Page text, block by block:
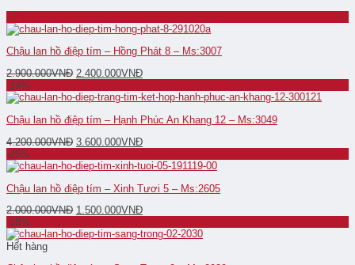
Chậu lan hồ điệp tím – Hồng Phát 8 – Ms:3007
2.900.000VNĐ 2.400.000VNĐ
-14%
Chậu lan hồ điệp tím – Hạnh Phúc An Khang 12 – Ms:3049
4.200.000VNĐ 3.600.000VNĐ
-25%
Chậu lan hồ điệp tím – Xinh Tươi 5 – Ms:2605
2.000.000VNĐ 1.500.000VNĐ
-18%
Hết hàng